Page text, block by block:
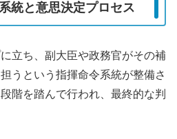
統と意思決定プロセス
立ち、副大臣や政務官がその補
うという指揮命令系統が整備さ
階を踏んで行われ、最終的な判